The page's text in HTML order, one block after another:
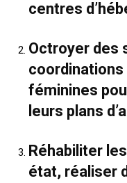
centres
Octroyer des
féminines
leurs plans
Réhabiliter
état, réaliser